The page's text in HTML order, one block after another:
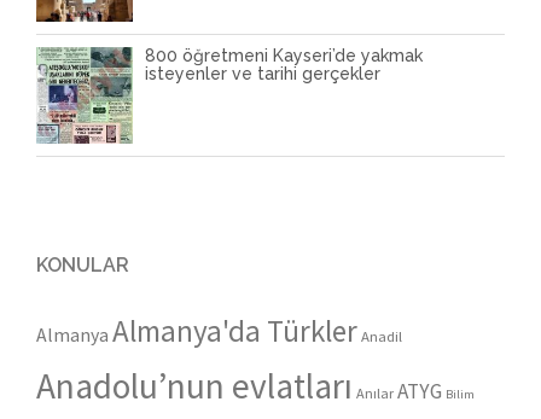
800 öğretmeni Kayseri’de yakmak
isteyenler ve tarihi gerçekler
KONULAR
Almanya Almanya'da TürklerAnadil
Anadolu’nun evlatları Anılar ATYG Bilim